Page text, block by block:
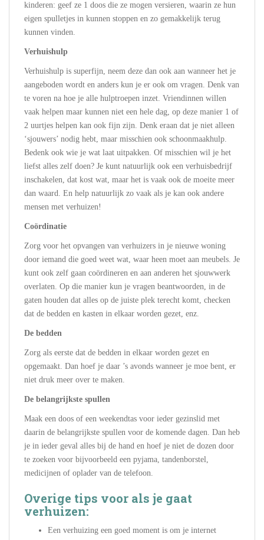
kinderen: geef ze 1 doos die ze mogen versieren, waarin ze hun
eigen spulletjes in kunnen stoppen en zo gemakkelijk terug
kunnen vinden.
Verhuishulp
Verhuishulp is superfijn, neem deze dan ook aan wanneer het je
aangeboden wordt en anders kun je er ook om vragen. Denk van
te voren na hoe je alle hulptroepen inzet. Vriendinnen willen
vaak helpen maar kunnen niet een hele dag, op deze manier 1 of
2 uurtjes helpen kan ook fijn zijn. Denk eraan dat je niet alleen
‘sjouwers’ nodig hebt, maar misschien ook schoonmaakhulp.
Bedenk ook wie je wat laat uitpakken. Of misschien wil je het
liefst alles zelf doen? Je kunt natuurlijk ook een verhuisbedrijf
inschakelen, dat kost wat, maar het is vaak ook de moeite meer
dan waard. En help natuurlijk zo vaak als je kan ook andere
mensen met verhuizen!
Coördinatie
Zorg voor het opvangen van verhuizers in je nieuwe woning
door iemand die goed weet wat, waar heen moet aan meubels. Je
kunt ook zelf gaan coördineren en aan anderen het sjouwwerk
overlaten. Op die manier kun je vragen beantwoorden, in de
gaten houden dat alles op de juiste plek terecht komt, checken
dat de bedden en kasten in elkaar worden gezet, enz.
De bedden
Zorg als eerste dat de bedden in elkaar worden gezet en
opgemaakt. Dan hoef je daar ’s avonds wanneer je moe bent, er
niet druk meer over te maken.
De belangrijkste spullen
Maak een doos of een weekendtas voor ieder gezinslid met
daarin de belangrijkste spullen voor de komende dagen. Dan heb
je in ieder geval alles bij de hand en hoef je niet de dozen door
te zoeken voor bijvoorbeeld een pyjama, tandenborstel,
medicijnen of oplader van de telefoon.
Overige tips voor als je gaat
verhuizen:
Een verhuizing een goed moment is om je internet